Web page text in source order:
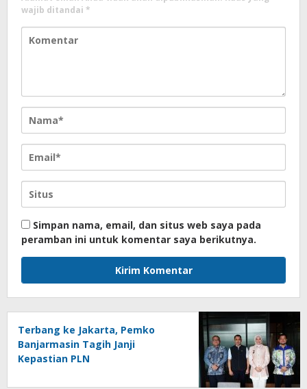
wajib ditandai *
Simpan nama, email, dan situs web saya pada
peramban ini untuk komentar saya berikutnya.
Terbang ke Jakarta, Pemko
Banjarmasin Tagih Janji
Kepastian PLN